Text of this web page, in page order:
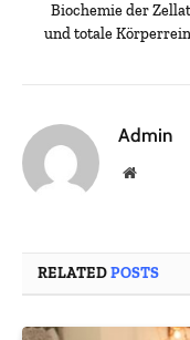
Biochemie der
und totale
Admin
Website
RELATEDPOSTS